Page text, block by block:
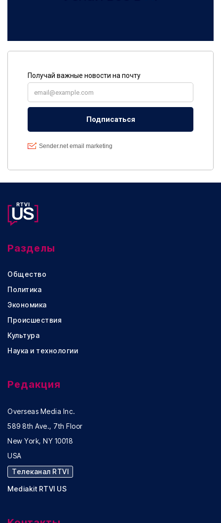
Разделы
Общество
Политика
Экономика
Происшествия
Культура
Наука и технологии
Редакция
Overseas Media Inc.
589 8th Ave., 7th Floor
New York, NY 10018
USA
Телеканал RTVI
Mediakit RTVI US